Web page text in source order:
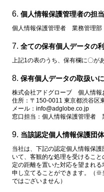
個人情報保護管理者の担
個人情報保護管理者 業務管理
全ての保有個人データの
上記1の表のうち、保有欄に〇が
保有個人データの取扱い
株式会社アドグローブ 個人情報
住所：〒150-0011 東京都渋谷区
メール：info@adglobe.co.jp
窓口担当：個人情報保護管理者
当該認定個人情報保護団
当社は、下記の認定個人情報保
いて、客観的な処理を受けるこ
定の距離を置いた対応を望まれ
申し立てることができます。（※
ではございません）